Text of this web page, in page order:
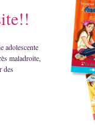
adolescente
maladroite,
des